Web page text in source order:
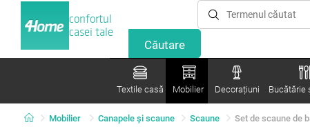
confortul
casei tale
Textile casă Mobilier Decorațiuni Bucătărie
Mobilier Canapele și scaune Scaune Set de scaune de